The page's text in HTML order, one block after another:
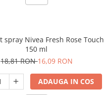
spray Nivea Fresh Rose
150 ml
18,81 RON16,09 RON
ADAUGA IN COS